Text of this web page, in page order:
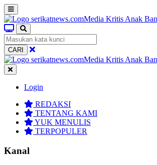
CARI
Login
REDAKSI
TENTANG KAMI
YUK MENULIS
TERPOPULER
Kanal